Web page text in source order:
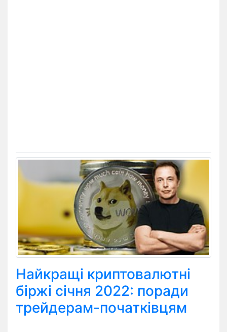
Найкращі криптовалютні
біржі січня 2022: поради
трейдерам-початківцям